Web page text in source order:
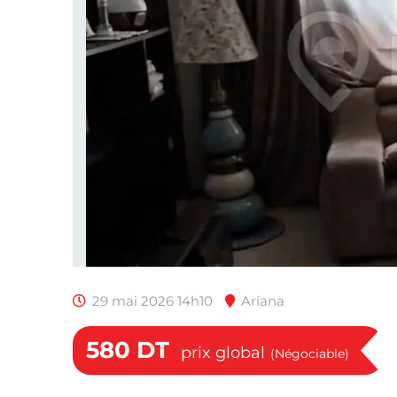
29 mai 2026 14h10 Ariana
580 DT prix global (Négociable)